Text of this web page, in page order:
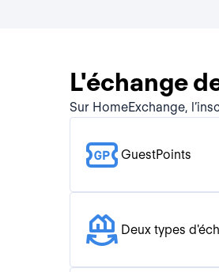
L'échange
Sur HomeExchange,
GuestPoints
Deux types